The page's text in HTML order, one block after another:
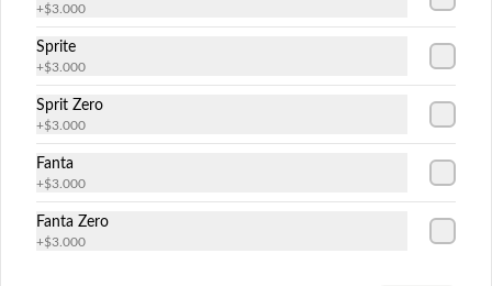
Atun, queso crema cebollin envuelo en
+$3.000
Sprite
+$3.000
Sprit Zero
+$3.000
Fanta
+$3.000
Fanta Zero
+$3.000